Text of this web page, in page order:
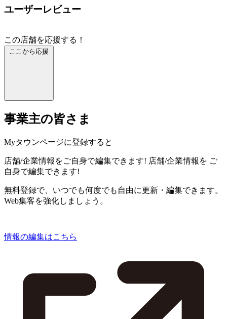
ユーザーレビュー
この店舗を応援する！
ここから応援
事業主の皆さま
Myタウンページに登録すると
店舗/企業情報をご自身で編集できます! 店舗/企業情報を ご
自身で編集できます!
無料登録で、いつでも何度でも自由に更新・編集できます。
Web集客を強化しましょう。
情報の編集はこちら